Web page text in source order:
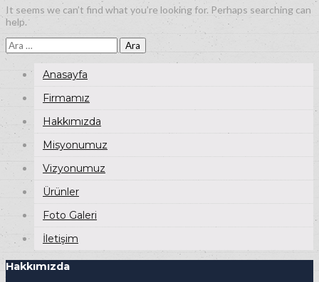
It seems we can’t find what you’re looking for. Perhaps searching can
help.
Arama:
Anasayfa
Firmamız
Hakkımızda
Misyonumuz
Vizyonumuz
Ürünler
Foto Galeri
İletişim
Hakkımızda